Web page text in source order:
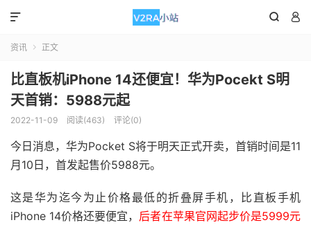
 

资讯  正文
比直板机iPhone 14还便宜！华为Pocekt S明
天首销：5988元起
2022-11-09 阅读(463) 评论(0)
今日消息，华为Pocket S将于明天正式开卖，首销时间是11
月10日，首发起售价5988元。
这是华为迄今为止价格最低的折叠屏手机，比直板手机
iPhone 14价格还要便宜， 后者在苹果官网起步价是5999元